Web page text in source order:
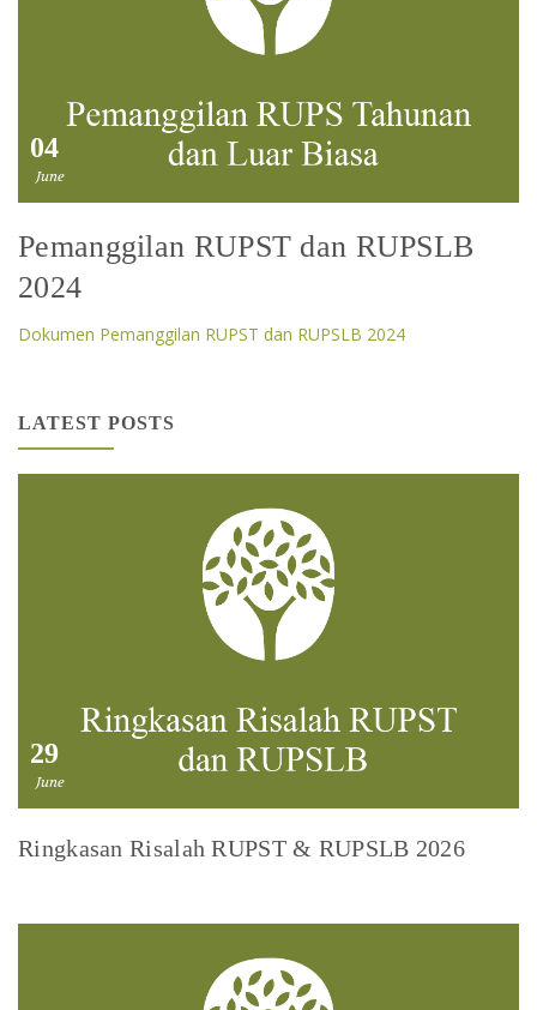
04
June
Pemanggilan RUPST dan RUPSLB
2024
Dokumen Pemanggilan RUPST dan RUPSLB 2024
LATEST POSTS
29
June
Ringkasan Risalah RUPST & RUPSLB 2026